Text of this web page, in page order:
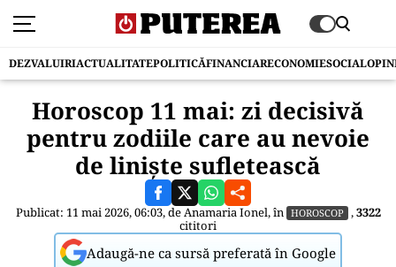
DEZVALUIRIACTUALITATEPOLITICĂFINANCIARECONOMIESOCIAL
Horoscop 11 mai: zi decisivă
pentru zodiile care au nevoie
de liniște sufletească
Publicat: 11 mai 2026, 06:03, deAnamaria Ionel, în HOROSCOP ,3322
cititori
Adaugă-ne ca sursă preferată în Google